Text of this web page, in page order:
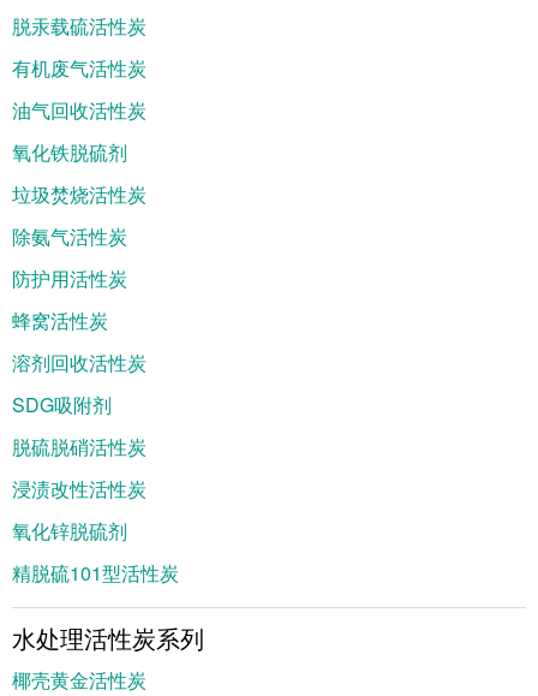
脱汞载硫活性炭
有机废气活性炭
油气回收活性炭
氧化铁脱硫剂
垃圾焚烧活性炭
除氨气活性炭
防护用活性炭
蜂窝活性炭
溶剂回收活性炭
SDG吸附剂
脱硫脱硝活性炭
浸渍改性活性炭
氧化锌脱硫剂
精脱硫101型活性炭
水处理活性炭系列
椰壳黄金活性炭